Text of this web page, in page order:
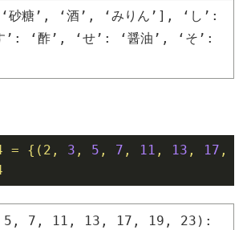
糖’, ‘酒’, ‘みりん’], ‘し’:
’: ‘酢’, ‘せ’: ‘醤油’, ‘そ’:
= {(2, 3 , 5 , 7 , 11 , 13 , 17 ,
7, 11, 13, 17, 19, 23):